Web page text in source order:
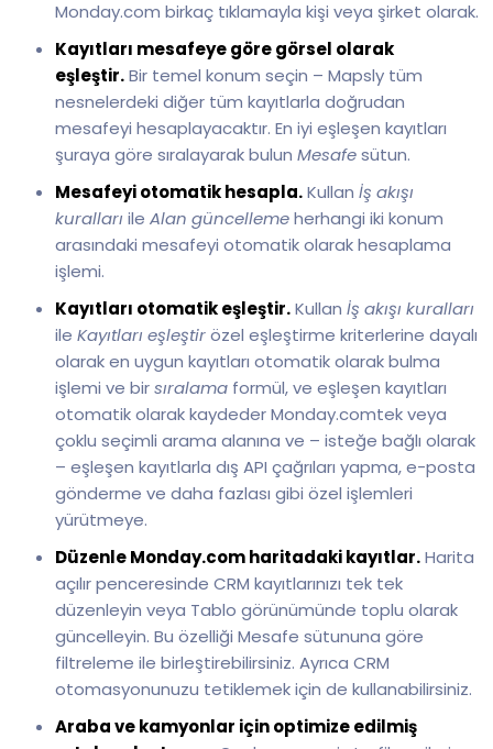
Monday.com birkaç tıklamayla kişi veya şirket olarak.
Kayıtları mesafeye göre görsel olarak
eşleştir.Bir temel konum seçin – Mapsly tüm
nesnelerdeki diğer tüm kayıtlarla doğrudan
mesafeyi hesaplayacaktır. En iyi eşleşen kayıtları
şuraya göre sıralayarak bulun Mesafesütun.
Mesafeyi otomatik hesapla.Kullan İş akışı
kuralları ile Alan güncellemeherhangi iki konum
arasındaki mesafeyi otomatik olarak hesaplama
işlemi.
Kayıtları otomatik eşleştir.Kullan İş akışı kuralları
ile Kayıtları eşleştirözel eşleştirme kriterlerine dayalı
olarak en uygun kayıtları otomatik olarak bulma
işlemi ve birsıralama formül, ve eşleşen kayıtları
otomatik olarak kaydeder Monday.comtek veya
çoklu seçimli arama alanına ve – isteğe bağlı olarak
– eşleşen kayıtlarla dış API çağrıları yapma, e-posta
gönderme ve daha fazlası gibi özel işlemleri
yürütmeye.
Düzenle Monday.com haritadaki kayıtlar.Harita
açılır penceresinde CRM kayıtlarınızı tek tek
düzenleyin veya Tablo görünümünde toplu olarak
güncelleyin. Bu özelliği Mesafe sütununa göre
filtreleme ile birleştirebilirsiniz. Ayrıca CRM
otomasyonunuzu tetiklemek için de kullanabilirsiniz.
Araba ve kamyonlar için optimize edilmiş